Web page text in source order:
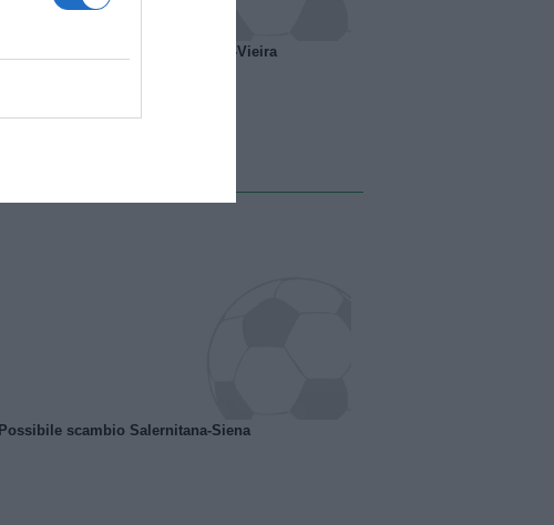
A gennaio ipotesi scambio Davids-Vieira
Possibile scambio Salernitana-Siena